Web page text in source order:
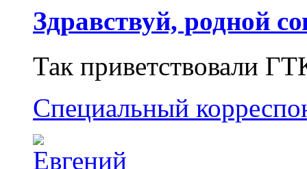
Здравствуй, родной
Так приветствовали
Специальный